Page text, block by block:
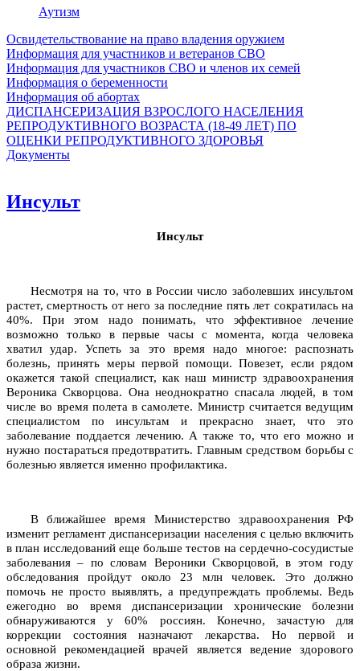
Аутизм
Освидетельствование на право владения оружием
Информация для участников и ветеранов СВО
Информация для участников СВО и членов их семей
Информация о беременности
Информация об абортах
ДИСПАНСЕРИЗАЦИЯ ВЗРОСЛОГО НАСЕЛЕНИЯ
РЕПРОДУКТИВНОГО ВОЗРАСТА (18-49 ЛЕТ) ПО
ОЦЕНКИ РЕПРОДУКТИВНОГО ЗДОРОВЬЯ
Документы
Инсульт
Инсульт
Несмотря на то, что в России число заболевших инсультом
растет, смертность от него за последние пять лет сократилась на
40%. При этом надо понимать, что эффективное лечение
возможно только в первые часы с момента, когда человека
хватил удар. Успеть за это время надо многое: распознать
болезнь, принять меры первой помощи. Повезет, если рядом
окажется такой специалист, как наш министр здравоохранения
Вероника Скворцова. Она неоднократно спасала людей, в том
числе во время полета в самолете. Министр считается ведущим
специалистом по инсультам и прекрасно знает, что это
заболевание поддается лечению. А также то, что его можно и
нужно постараться предотвратить. Главным средством борьбы с
болезнью является именно профилактика.
В ближайшее время Министерство здравоохранения РФ
изменит регламент диспансеризации населения с целью включить
в план исследований еще больше тестов на сердечно-сосудистые
заболевания – по словам Вероники Скворцовой, в этом году
обследования пройдут около 23 млн человек. Это должно
помочь не просто выявлять, а предупреждать проблемы. Ведь
ежегодно во время диспансеризации хронические болезни
обнаруживаются у 60% россиян. Конечно, зачастую для
коррекции состояния назначают лекарства. Но первой и
основной рекомендацией врачей является ведение здорового
образа жизни.